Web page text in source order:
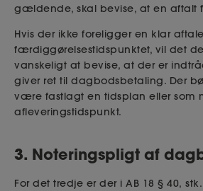
gældende, skal bevise, at en aftalt
Hvis der ikke foreligger en klar
færdiggørelsestidspunktet, vil det
vanskeligt at bevise, at der er
giver ret til dagbodsbetaling. Der
være fastlagt en tidsplan eller som
afleveringstidspunkt.
3. Noteringspligt af
For det tredje er der i AB 18 § 40,